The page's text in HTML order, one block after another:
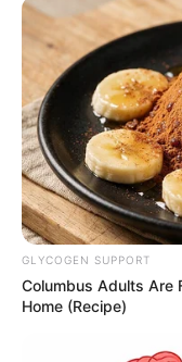
GLYCOGEN SUPPORT
Columbus Adults Are
Home (Recipe)